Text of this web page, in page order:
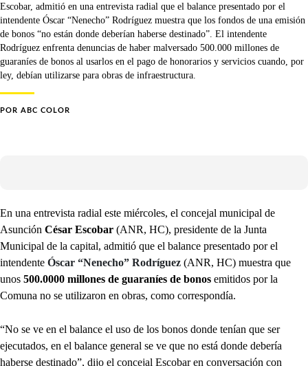
Escobar, admitió en una entrevista radial que el balance presentado por el
intendente Óscar “Nenecho” Rodríguez muestra que los fondos de una emisión
de bonos “no están donde deberían haberse destinado”. El intendente
Rodríguez enfrenta denuncias de haber malversado 500.000 millones de
guaraníes de bonos al usarlos en el pago de honorarios y servicios cuando, por
ley, debían utilizarse para obras de infraestructura.
POR ABC COLOR
En una entrevista radial este miércoles, el concejal municipal de
Asunción César Escobar (ANR, HC), presidente de la Junta
Municipal de la capital, admitió que el balance presentado por el
intendente Óscar “Nenecho” Rodríguez (ANR, HC) muestra que
unos 500.0000 millones de guaraníes de bonos emitidos por la
Comuna no se utilizaron en obras, como correspondía.
“No se ve en el balance el uso de los bonos donde tenían que ser
ejecutados, en el balance general se ve que no está donde debería
haberse destinado”, dijo el concejal Escobar en conversación con